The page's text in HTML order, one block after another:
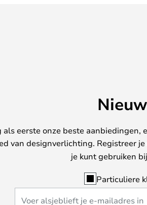
als eerste onze beste aanbiedingen,
van designverlichting. Registreer
je kunt gebruiken
Particuliere